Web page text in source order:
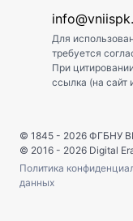
Для
требуется
При
ссылка (на сайт
© 1845 - 2026 ФГБНУ
© 2016 - 2026 Digital
Политика
данных